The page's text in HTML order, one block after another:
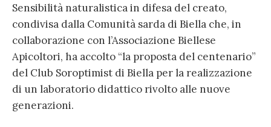
Sensibilità naturalistica in difesa del creato,
condivisa dalla Comunità sarda di Biella che, in
collaborazione con l’Associazione Biellese
Apicoltori, ha accolto “la proposta del centenario”
del Club Soroptimist di Biella per la realizzazione
di un laboratorio didattico rivolto alle nuove
generazioni.